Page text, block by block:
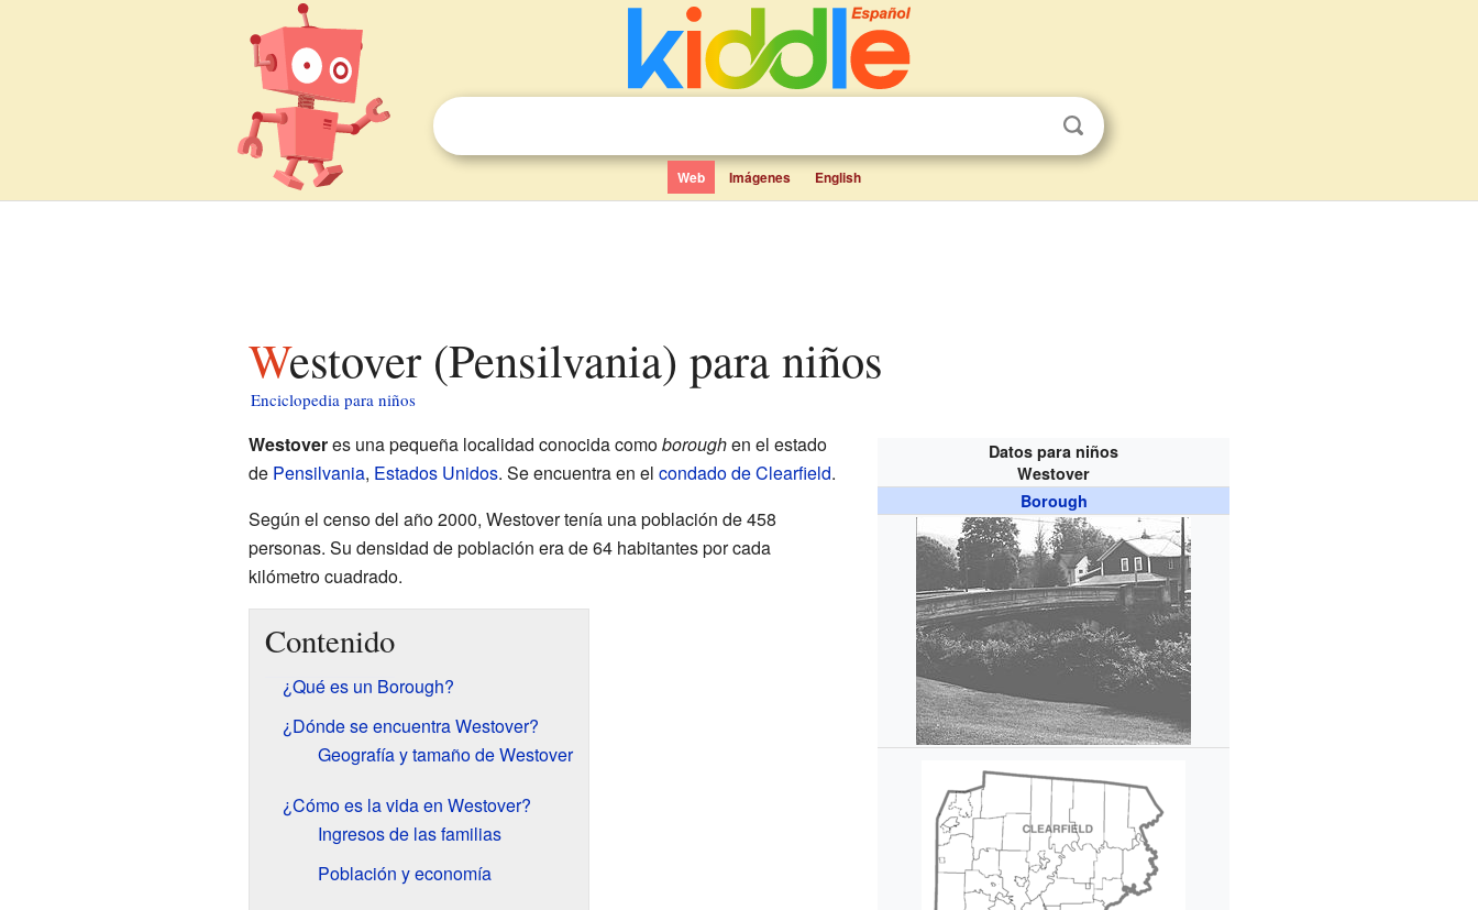
Web Imágenes English
Westover (Pensilvania) para niños
Enciclopedia para niños
Datos para niños
Westover
Borough
Westoveres una pequeña localidad conocida comoboroughen el estado
de Pensilvania, Estados Unidos. Se encuentra en el condado de Clearfield.
Según el censo del año 2000, Westover tenía una población de 458
personas. Su densidad de población era de 64 habitantes por cada
kilómetro cuadrado.
Contenido
¿Qué es un Borough?
¿Dónde se encuentra Westover?
Geografía y tamaño de Westover
¿Cómo es la vida en Westover?
Ingresos de las familias
Población y economía